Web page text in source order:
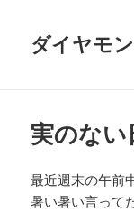
ダイヤモ
実のない
最近週末の午前
暑い暑い言って